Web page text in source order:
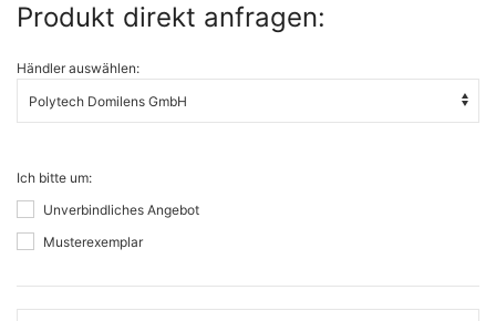
Produkt direkt anfragen:
Händler auswählen:
Ich bitte um:
Unverbindliches Angebot
Musterexemplar